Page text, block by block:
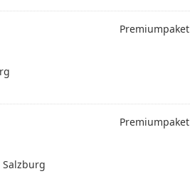
Premiumpaket
Premiumpaket
Salzburg